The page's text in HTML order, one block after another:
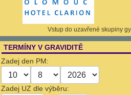
TERMÍNY V GRAVIDITĚ
Zadej den PM:
Zadej UZ dle výběru:
Vstup do uzavřené skupiny